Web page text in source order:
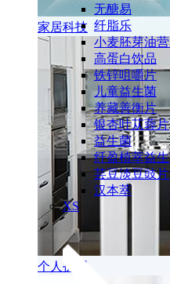
家居科技
个人护理
无醣易
纤脂乐
小麦胚芽油
高蛋白饮品
铁锌咀嚼片
儿童益生菌
养藏善衡片
银杏叶苁蓉片
益生菌
纤盈植萃益
芸豆淡豆豉片
汉本萃
XS